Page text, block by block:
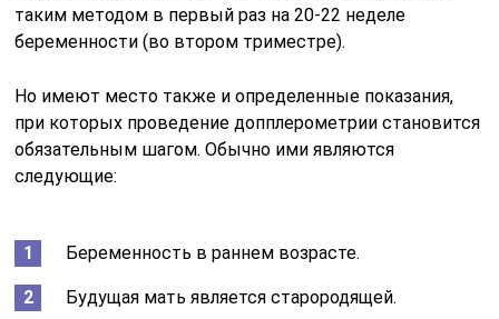
таким методом в первый раз на 20-22 неделе
беременности (во втором триместре).
Но имеют место также и определенные показания,
при которых проведение допплерометрии становится
обязательным шагом. Обычно ими являются
следующие:
Беременность в раннем возрасте.
Будущая мать является старородящей.